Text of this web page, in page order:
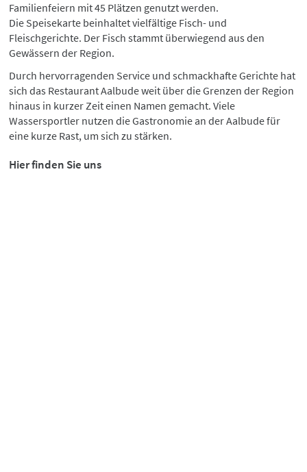
Familienfeiern mit 45 Plätzen genutzt werden.
Die Speisekarte beinhaltet vielfältige Fisch- und
Fleischgerichte. Der Fisch stammt überwiegend aus den
Gewässern der Region.
Durch hervorragenden Service und schmackhafte Gerichte hat
sich das Restaurant Aalbude weit über die Grenzen der Region
hinaus in kurzer Zeit einen Namen gemacht. Viele
Wassersportler nutzen die Gastronomie an der Aalbude für
eine kurze Rast, um sich zu stärken.
Hier finden Sie uns